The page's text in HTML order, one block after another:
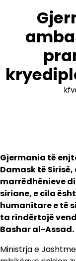
Gjermania të
Damask të
marrëdhënieve
siriane, e cila
humanitare e të
ta rindërtojë
Bashar al-Assad.
Ministrja e